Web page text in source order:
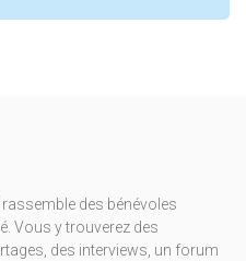
des bénévoles
Vous y trouverez des
des interviews, un forum